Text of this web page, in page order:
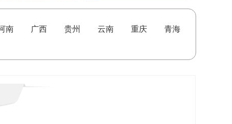
南 广西 贵州 云南 重庆
青海